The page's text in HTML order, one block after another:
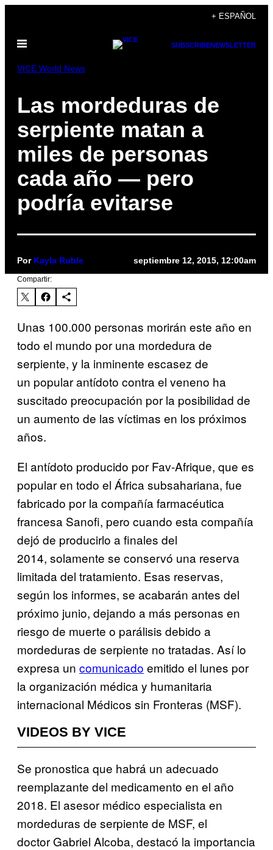
contenido
+ ESPAÑOL
Abrir
SUBSCRIBENEWSLETTER
VICE World News
Las mordeduras de
serpiente matan a
miles de personas
cada año — pero
podría evitarse
Por Kayla Ruble septiembre 12, 2015, 12:00am
Compartir:
Unas 100.000 personas morirán este año en
todo el mundo por una mordedura de
serpiente, y la inminente escasez de
un popular antídoto contra el veneno ha
suscitado preocupación por la posibilidad de
un aumento de las víctimas en los próximos
años.
El antídoto producido por Fav-Afrique, que es
popular en todo el África subsahariana, fue
fabricado por la compañía farmacéutica
francesa Sanofi, pero cuando esta compañía
dejó de producirlo a finales del
2014, solamente se conservó una reserva
limitada del tratamiento. Esas reservas,
según los informes, se acabarán antes del
próximo junio, dejando a más personas en
riesgo de muerte o parálisis debido a
mordeduras de serpiente no tratadas. Así lo
expresa un comunicado emitido el lunes por
la organización médica y humanitaria
internacional Médicos sin Fronteras (MSF).
VIDEOS BY VICE
Se pronostica que habrá un adecuado
reemplazante del medicamento en el año
2018. El asesor médico especialista en
mordeduras de serpiente de MSF, el
doctor Gabriel Alcoba, destacó la importancia